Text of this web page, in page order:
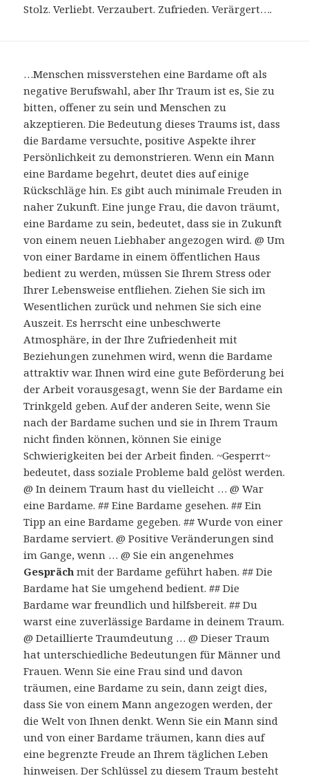
Stolz. Verliebt. Verzaubert. Zufrieden. Verärgert….
…Menschen missverstehen eine Bardame oft als
negative Berufswahl, aber Ihr Traum ist es, Sie zu
bitten, offener zu sein und Menschen zu
akzeptieren. Die Bedeutung dieses Traums ist, dass
die Bardame versuchte, positive Aspekte ihrer
Persönlichkeit zu demonstrieren. Wenn ein Mann
eine Bardame begehrt, deutet dies auf einige
Rückschläge hin. Es gibt auch minimale Freuden in
naher Zukunft. Eine junge Frau, die davon träumt,
eine Bardame zu sein, bedeutet, dass sie in Zukunft
von einem neuen Liebhaber angezogen wird. @ Um
von einer Bardame in einem öffentlichen Haus
bedient zu werden, müssen Sie Ihrem Stress oder
Ihrer Lebensweise entfliehen. Ziehen Sie sich im
Wesentlichen zurück und nehmen Sie sich eine
Auszeit. Es herrscht eine unbeschwerte
Atmosphäre, in der Ihre Zufriedenheit mit
Beziehungen zunehmen wird, wenn die Bardame
attraktiv war. Ihnen wird eine gute Beförderung bei
der Arbeit vorausgesagt, wenn Sie der Bardame ein
Trinkgeld geben. Auf der anderen Seite, wenn Sie
nach der Bardame suchen und sie in Ihrem Traum
nicht finden können, können Sie einige
Schwierigkeiten bei der Arbeit finden. ~Gesperrt~
bedeutet, dass soziale Probleme bald gelöst werden.
@ In deinem Traum hast du vielleicht … @ War
eine Bardame. ## Eine Bardame gesehen. ## Ein
Tipp an eine Bardame gegeben. ## Wurde von einer
Bardame serviert. @ Positive Veränderungen sind
im Gange, wenn … @ Sie ein angenehmes
Gespräch mit der Bardame geführt haben. ## Die
Bardame hat Sie umgehend bedient. ## Die
Bardame war freundlich und hilfsbereit. ## Du
warst eine zuverlässige Bardame in deinem Traum.
@ Detaillierte Traumdeutung … @ Dieser Traum
hat unterschiedliche Bedeutungen für Männer und
Frauen. Wenn Sie eine Frau sind und davon
träumen, eine Bardame zu sein, dann zeigt dies,
dass Sie von einem Mann angezogen werden, der
die Welt von Ihnen denkt. Wenn Sie ein Mann sind
und von einer Bardame träumen, kann dies auf
eine begrenzte Freude an Ihrem täglichen Leben
hinweisen. Der Schlüssel zu diesem Traum besteht